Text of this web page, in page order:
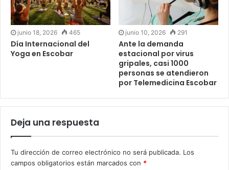
junio 18, 2026 465
Día Internacional del
Yoga en Escobar
junio 10, 2026 291
Ante la demanda
estacional por virus
gripales, casi 1000
personas se atendieron
por Telemedicina Escobar
Deja una respuesta
Tu dirección de correo electrónico no será publicada. Los
campos obligatorios están marcados con *